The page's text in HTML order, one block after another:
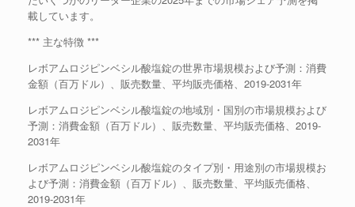
載しています。
*** 主な特徴 ***
レボアムロジピンベシル酸塩錠の世界市場規模および予測：消費
金額（百万ドル）、販売数量、平均販売価格、2019-2031年
レボアムロジピンベシル酸塩錠の地域別・国別の市場規模および
予測：消費金額（百万ドル）、販売数量、平均販売価格、2019-
2031年
レボアムロジピンベシル酸塩錠のタイプ別・用途別の市場規模お
よび予測：消費金額（百万ドル）、販売数量、平均販売価格、
2019-2031年